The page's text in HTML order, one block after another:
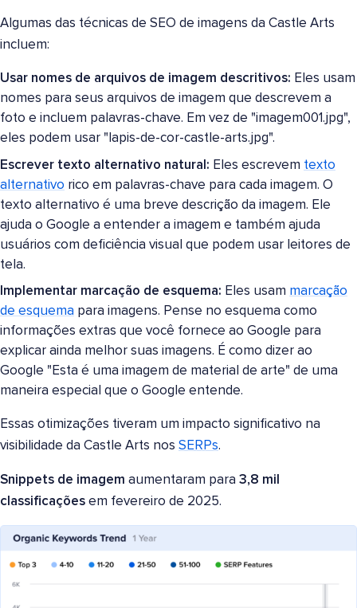
Algumas das técnicas de SEO de imagens da Castle Arts
incluem:
Usar nomes de arquivos de imagem descritivos: Eles usam
nomes para seus arquivos de imagem que descrevem a
foto e incluem palavras-chave. Em vez de "imagem001.jpg",
eles podem usar "lapis-de-cor-castle-arts.jpg".
Escrever texto alternativo natural: Eles escrevem texto
alternativo rico em palavras-chave para cada imagem. O
texto alternativo é uma breve descrição da imagem. Ele
ajuda o Google a entender a imagem e também ajuda
usuários com deficiência visual que podem usar leitores de
tela.
Implementar marcação de esquema: Eles usam marcação
de esquema para imagens. Pense no esquema como
informações extras que você fornece ao Google para
explicar ainda melhor suas imagens. É como dizer ao
Google "Esta é uma imagem de material de arte" de uma
maneira especial que o Google entende.
Essas otimizações tiveram um impacto significativo na
visibilidade da Castle Arts nos SERPs.
Snippets de imagem aumentaram para 3,8 mil
classificações em fevereiro de 2025.